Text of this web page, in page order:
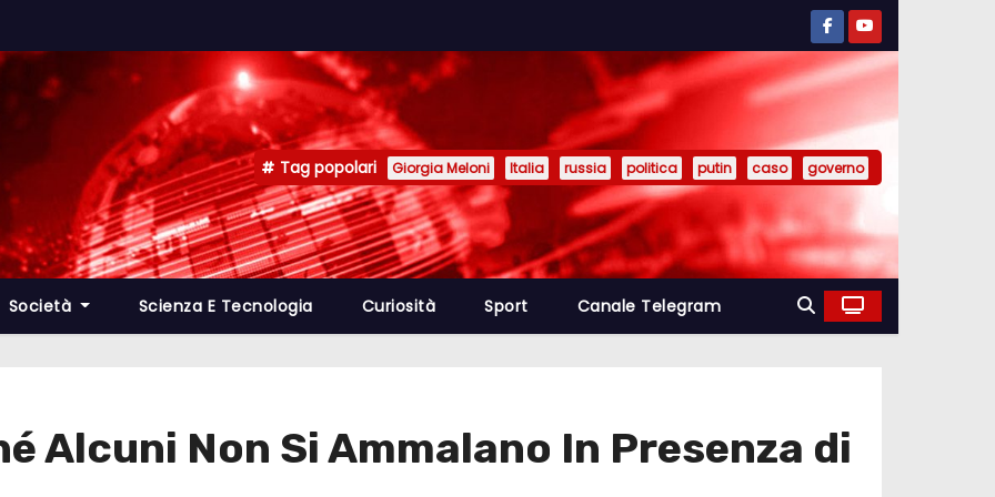
Tag popolari Giorgia Meloni Italia russia politica putin caso governo
Società Scienza E Tecnologia Curiosità Sport Canale Telegram
Alcuni Non Si Ammalano In Presenza di